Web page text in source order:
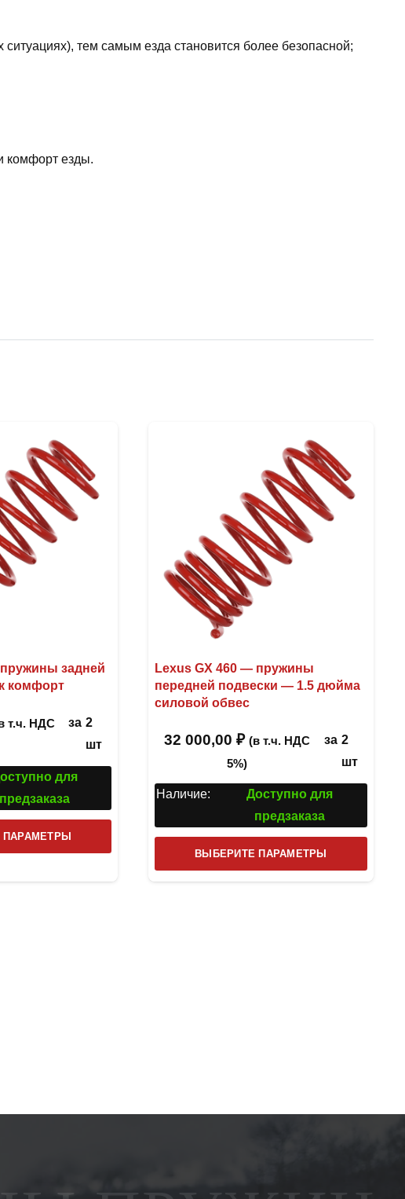
тем самым езда становится более безопасной;
комфорт езды.
задней
комфорт
т.ч. НДС
за 2
шт
для
предзаказа
товар
Lexus GX 460 — пружины
передней подвески — 1.5 дюйма
силовой обвес
32 000,00₽ (в т.ч. НДС
5%)
за 2
шт
Наличие:
Доступно для
предзаказа
ВЫБЕРИТЕ ПАРАМЕТРЫ
товар